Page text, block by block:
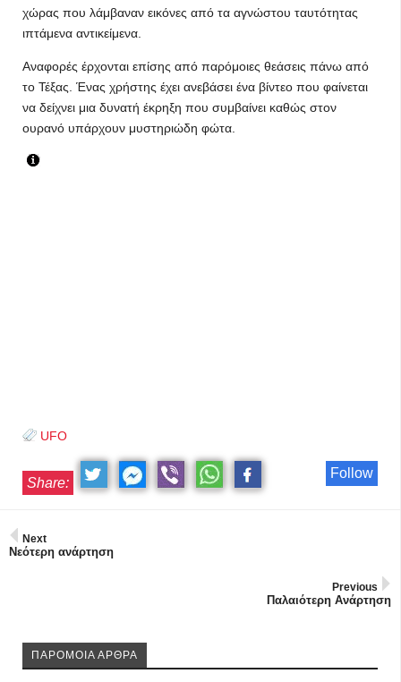
χώρας που λάμβαναν εικόνες από τα αγνώστου ταυτότητας
ιπτάμενα αντικείμενα.
Αναφορές έρχονται επίσης από παρόμοιες θεάσεις πάνω από
το Τέξας. Ένας χρήστης έχει ανεβάσει ένα βίντεο που φαίνεται
να δείχνει μια δυνατή έκρηξη που συμβαίνει καθώς στον
ουρανό υπάρχουν μυστηριώδη φώτα.
UFO
Follow
Share:
Next
Νεότερη ανάρτηση
Previous
Παλαιότερη Ανάρτηση
ΠΑΡΟΜΟΙΑ ΑΡΘΡΑ